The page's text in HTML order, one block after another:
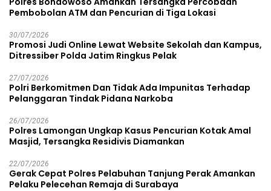
Pembobolan ATM dan Pencurian di Tiga Lokasi
30/07/2026
Promosi Judi Online Lewat Website Sekolah dan Kampus,
Ditressiber Polda Jatim Ringkus Pelak
27/07/2026
Polri Berkomitmen Dan Tidak Ada Impunitas Terhadap
Pelanggaran Tindak Pidana Narkoba
26/07/2026
Polres Lamongan Ungkap Kasus Pencurian Kotak Amal
Masjid, Tersangka Residivis Diamankan
22/07/2026
Gerak Cepat Polres Pelabuhan Tanjung Perak Amankan
Pelaku Pelecehan Remaja di Surabaya